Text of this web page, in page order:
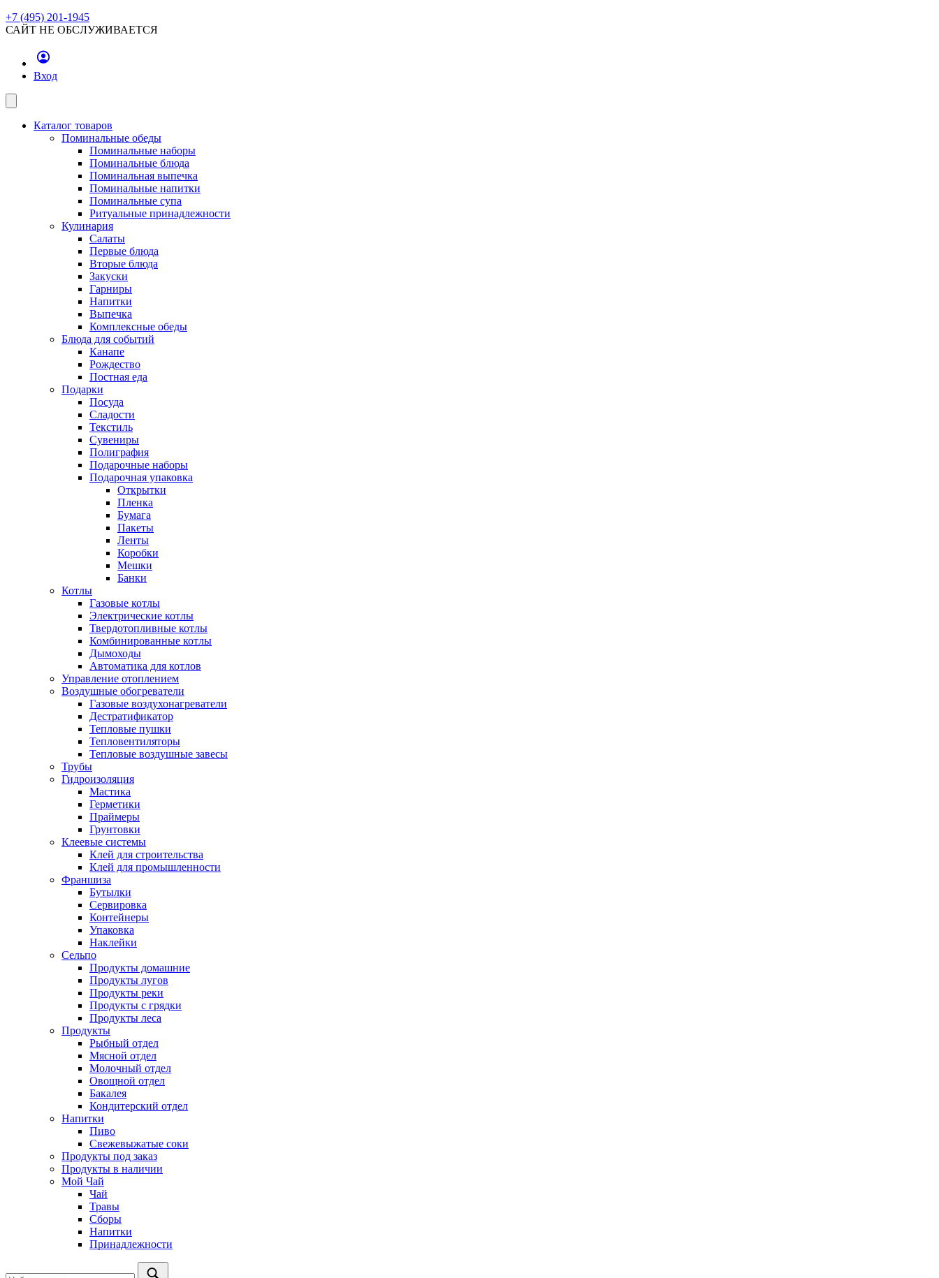
+7 (495) 201-1945
САЙТ НЕ ОБСЛУЖИВАЕТСЯ
Вход
Каталог товаров
Поминальные обеды
Поминальные наборы
Поминальные блюда
Поминальная выпечка
Поминальные напитки
Поминальные супа
Ритуальные принадлежности
Кулинария
Салаты
Первые блюда
Вторые блюда
Закуски
Гарниры
Напитки
Выпечка
Комплексные обеды
Блюда для событий
Канапе
Рождество
Постная еда
Подарки
Посуда
Сладости
Текстиль
Сувениры
Полиграфия
Подарочные наборы
Подарочная упаковка
Открытки
Пленка
Бумага
Пакеты
Ленты
Коробки
Мешки
Банки
Котлы
Газовые котлы
Электрические котлы
Твердотопливные котлы
Комбинированные котлы
Дымоходы
Автоматика для котлов
Управление отоплением
Воздушные обогреватели
Газовые воздухонагреватели
Дестратификатор
Тепловые пушки
Тепловентиляторы
Тепловые воздушные завесы
Трубы
Гидроизоляция
Мастика
Герметики
Праймеры
Грунтовки
Клеевые системы
Клей для строительства
Клей для промышленности
Франшиза
Бутылки
Сервировка
Контейнеры
Упаковка
Наклейки
Сельпо
Продукты домашние
Продукты лугов
Продукты реки
Продукты с грядки
Продукты леса
Продукты
Рыбный отдел
Мясной отдел
Молочный отдел
Овощной отдел
Бакалея
Кондитерский отдел
Напитки
Пиво
Cвежевыжатые соки
Продукты под заказ
Продукты в наличии
Мой Чай
Чай
Травы
Сборы
Напитки
Принадлежности